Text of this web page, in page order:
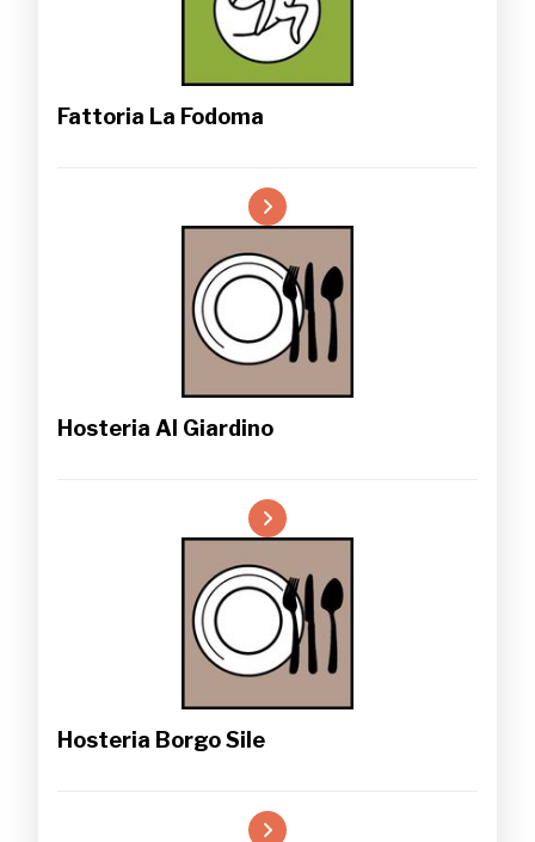
Fattoria La Fodoma
Hosteria Al Giardino
Hosteria Borgo Sile